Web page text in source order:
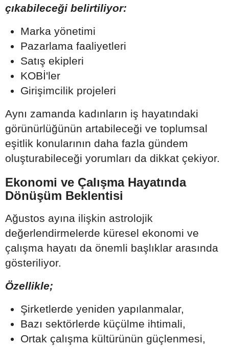
çıkabileceği belirtiliyor:
Marka yönetimi
Pazarlama faaliyetleri
Satış ekipleri
KOBİ'ler
Girişimcilik projeleri
Aynı zamanda kadınların iş hayatındaki
görünürlüğünün artabileceği ve toplumsal
eşitlik konularının daha fazla gündem
oluşturabileceği yorumları da dikkat çekiyor.
Ekonomi ve Çalışma Hayatında
Dönüşüm Beklentisi
Ağustos ayına ilişkin astrolojik
değerlendirmelerde küresel ekonomi ve
çalışma hayatı da önemli başlıklar arasında
gösteriliyor.
Özellikle;
Şirketlerde yeniden yapılanmalar,
Bazı sektörlerde küçülme ihtimali,
Ortak çalışma kültürünün güçlenmesi,